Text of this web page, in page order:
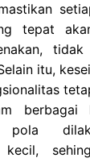
tepat
itu,
berbagai
pola
kecil,